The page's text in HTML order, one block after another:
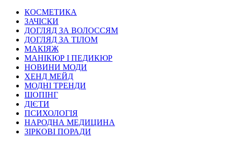
КОСМЕТИКА
ЗАЧІСКИ
ДОГЛЯД ЗА ВОЛОССЯМ
ДОГЛЯД ЗА ТІЛОМ
МАКІЯЖ
МАНІКЮР І ПЕДИКЮР
НОВИНИ МОДИ
ХЕНД МЕЙД
МОДНІ ТРЕНДИ
ШОПІНГ
ДІЄТИ
ПСИХОЛОГІЯ
НАРОДНА МЕДИЦИНА
ЗІРКОВІ ПОРАДИ